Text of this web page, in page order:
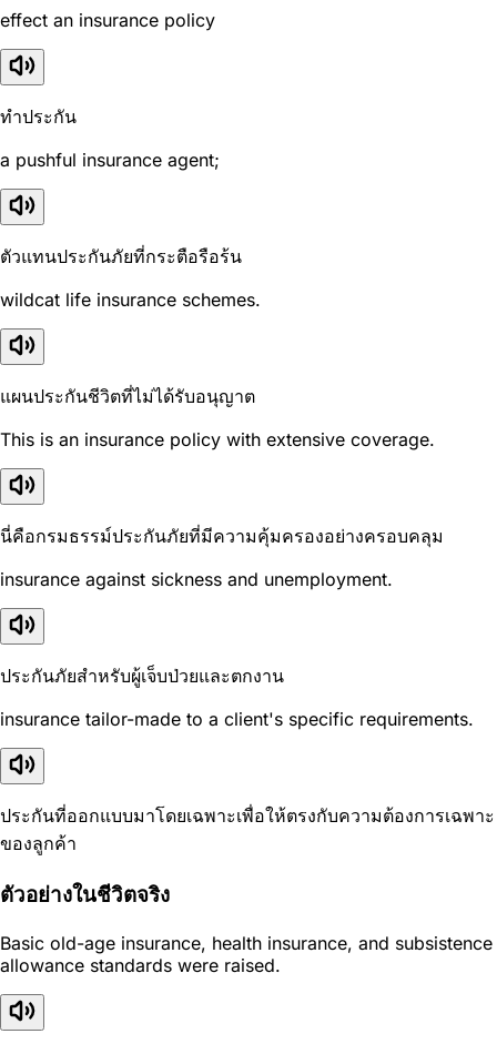
effect an insurance policy
ทำประกัน
a pushful insurance agent;
ตัวแทนประกันภัยที่กระตือรือร้น
wildcat life insurance schemes.
แผนประกันชีวิตที่ไม่ได้รับอนุญาต
This is an insurance policy with extensive coverage.
นี่คือกรมธรรม์ประกันภัยที่มีความคุ้มครองอย่างครอบคลุม
insurance against sickness and unemployment.
ประกันภัยสำหรับผู้เจ็บป่วยและตกงาน
insurance tailor-made to a client's specific requirements.
ประกันที่ออกแบบมาโดยเฉพาะเพื่อให้ตรงกับความต้องการเฉพาะ
ของลูกค้า
ตัวอย่างในชีวิตจริง
Basic old-age insurance, health insurance, and subsistence
allowance standards were raised.